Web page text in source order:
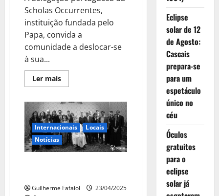
Scholas Occurrentes,
instituição fundada pelo
Papa, convida a
comunidade a deslocar-se
à sua...
Ler maisLeia
mais
fundada
pelo
Papa
abre-
se
à
comunidade
para
Internacionais
Locais
Notícias
Guilherme Fafaiol
23/04/2025
Eclipse
solar de 12
de Agosto:
Cascais
prepara-se
para um
espetáculo
único no
céu
Óculos
gratuitos
para o
eclipse
solar já